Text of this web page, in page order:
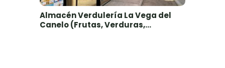
Almacén Verdulería La Vega del
Canelo (Frutas, Verduras,